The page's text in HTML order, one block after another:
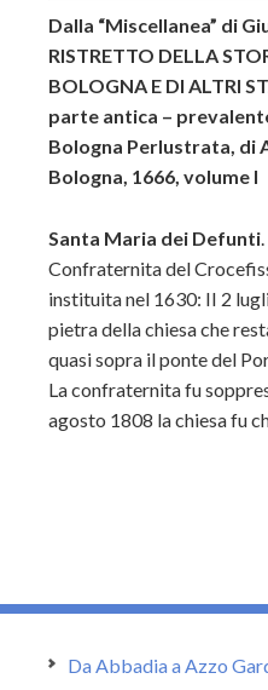
Dalla “Miscellanea” di
RISTRETTO DELLA
BOLOGNA E DI ALTRI
parte antica –
Bologna Perlustrata, di
Bologna, 1666, volume I
Santa Maria dei Defunti.
Confraternita del
instituita nel 1630: II 2
pietra della chiesa che
quasi sopra il ponte del
La confraternita fu
agosto 1808 la chiesa fu
Da Abbadia a Azzo